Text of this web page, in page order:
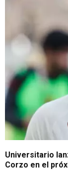
Universitario
Corzo en el